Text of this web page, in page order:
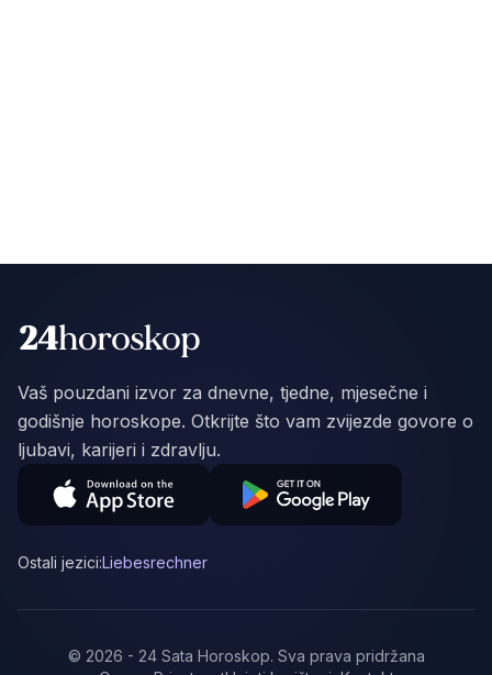
Vaš pouzdani izvor za dnevne, tjedne, mjesečne i
godišnje horoskope. Otkrijte što vam zvijezde govore o
ljubavi, karijeri i zdravlju.
Ostali jezici:Liebesrechner
© 2026 - 24 Sata Horoskop. Sva prava pridržana